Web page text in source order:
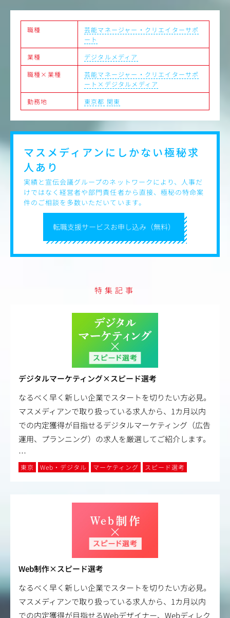
ご本人の適性や志向に応じて、将来的にはプロデューサー
として全体を統括するポジションへのステップアップや、
アシスタントプロデューサーとしての専門性を高めるキャ
リアの両方が可能です。
変更の範囲：変更無し
職種
芸能マネージャー・クリエイターサポ
ート
業種
デジタルメディア
職種×業種
芸能マネージャー・クリエイターサポ
ート×デジタルメディア
勤務地
東京都 関東
転職支援サービスお申し込み（無料）
マスメディアンにしかない極秘求
人あり
実績と宣伝会議グループのネットワークにより、人事だ
けではなく経営者や部門責任者から直接、極秘の特命案
件のご相談を多数いただいています。
特集記事
デジタルマーケティング×スピード選考
なるべく早く新しい企業でスタートを切りたい方必見。
マスメディアンで取り扱っている求人から、1カ月以内
での内定獲得が目指せるデジタルマーケティング（広告
運用、プランニング）の求人を厳選してご紹介します。
…
東京 Web・デジタル マーケティング スピード選考
Web制作×スピード選考
なるべく早く新しい企業でスタートを切りたい方必見。
マスメディアンで取り扱っている求人から、1カ月以内
での内定獲得が目指せるWebデザイナー、Webディレク